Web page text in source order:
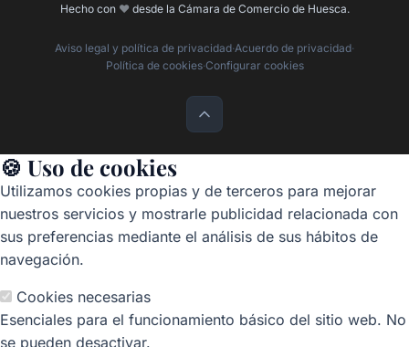
Hecho con ❤️ desde la Cámara de Comercio de Huesca.
Aviso legal y política de privacidad·Acuerdo de privacidad·
Política de cookies·Configurar cookies
🍪 Uso de cookies
Utilizamos cookies propias y de terceros para mejorar
nuestros servicios y mostrarle publicidad relacionada con
sus preferencias mediante el análisis de sus hábitos de
navegación.
Cookies necesarias
Esenciales para el funcionamiento básico del sitio web. No
se pueden desactivar.